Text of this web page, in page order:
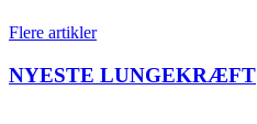
Flere artikler
NYESTE LUNGEKRÆFT